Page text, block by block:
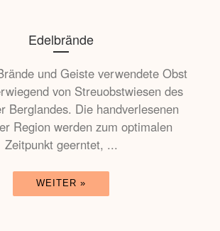
Edelbrände
und Geiste verwendete Obst
von Streuobstwiesen des
Berglandes. Die handverlesenen
Region werden zum optimalen
Zeitpunkt geerntet, ...
WEITER »